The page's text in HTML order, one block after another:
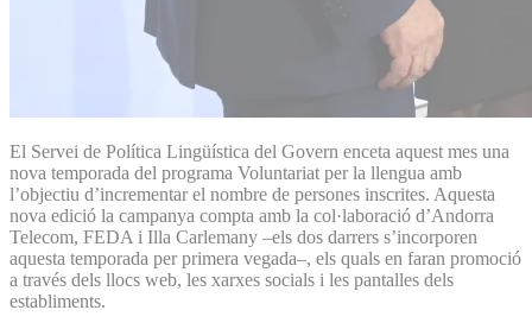
El Servei de Política Lingüística del Govern enceta aquest mes una
nova temporada del programa Voluntariat per la llengua amb
l’objectiu d’incrementar el nombre de persones inscrites. Aquesta
nova edició la campanya compta amb la col·laboració d’Andorra
Telecom, FEDA i Illa Carlemany –els dos darrers s’incorporen
aquesta temporada per primera vegada–, els quals en faran promoció
a través dels llocs web, les xarxes socials i les pantalles dels
establiments.